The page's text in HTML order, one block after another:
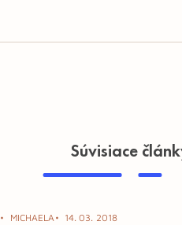
Súvisiace
MICHAELA 14. 03. 2018